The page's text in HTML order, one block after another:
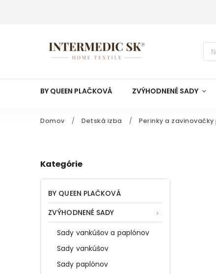
BY QUEEN PLAČKOVÁ ZVÝHODNENÉ SADY
Domov / Detská izba / Perinky a
Kategórie
BY QUEEN PLAČKOVÁ
ZVÝHODNENÉ SADY
Sady vankúšov a paplónov
Sady vankúšov
Sady paplónov